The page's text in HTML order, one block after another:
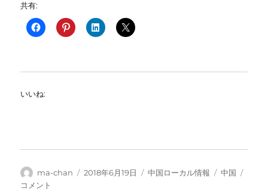
共有:
いいね:
投
稿
ma-chan
投
2018年6月19日
カ
中国ローカル情報
タ
中国
コメント